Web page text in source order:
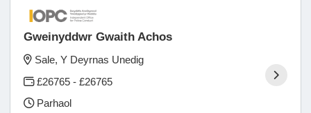
Gweinyddwr Gwaith Achos
Sale, Y Deyrnas Unedig
£26765 - £26765
Parhaol